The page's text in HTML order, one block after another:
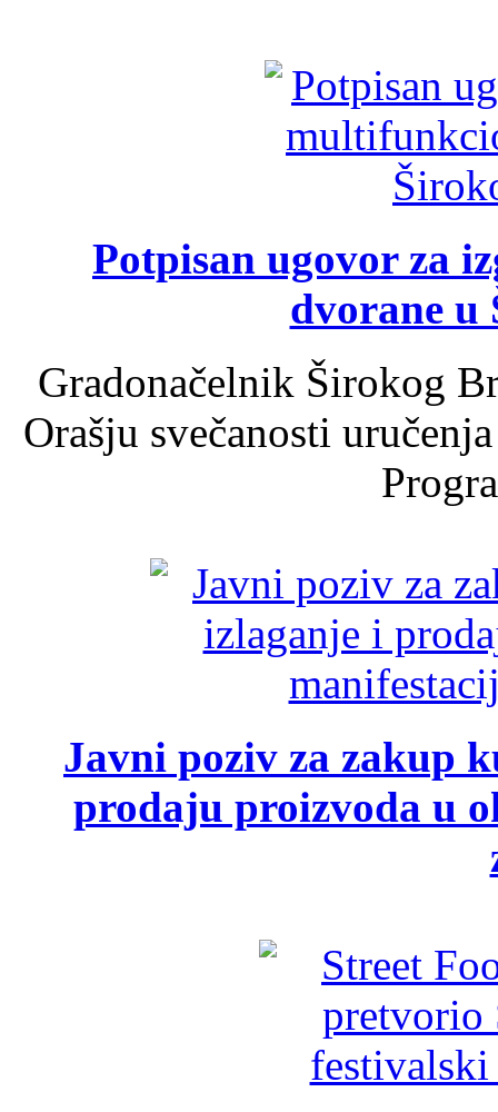
Potpisan ugovor za
dvorane u
Gradonačelnik Širokog
Orašju svečanosti
Javni poziv za zakup
prodaju proizvoda u